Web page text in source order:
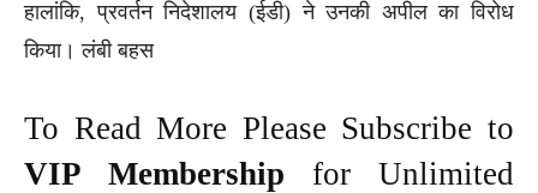
हालांकि, प्रवर्तन निदेशालय (ईडी) ने उनकी अपील का विरोध
किया। लंबी बहस
To Read More Please Subscribe to
VIP Membership for Unlimited